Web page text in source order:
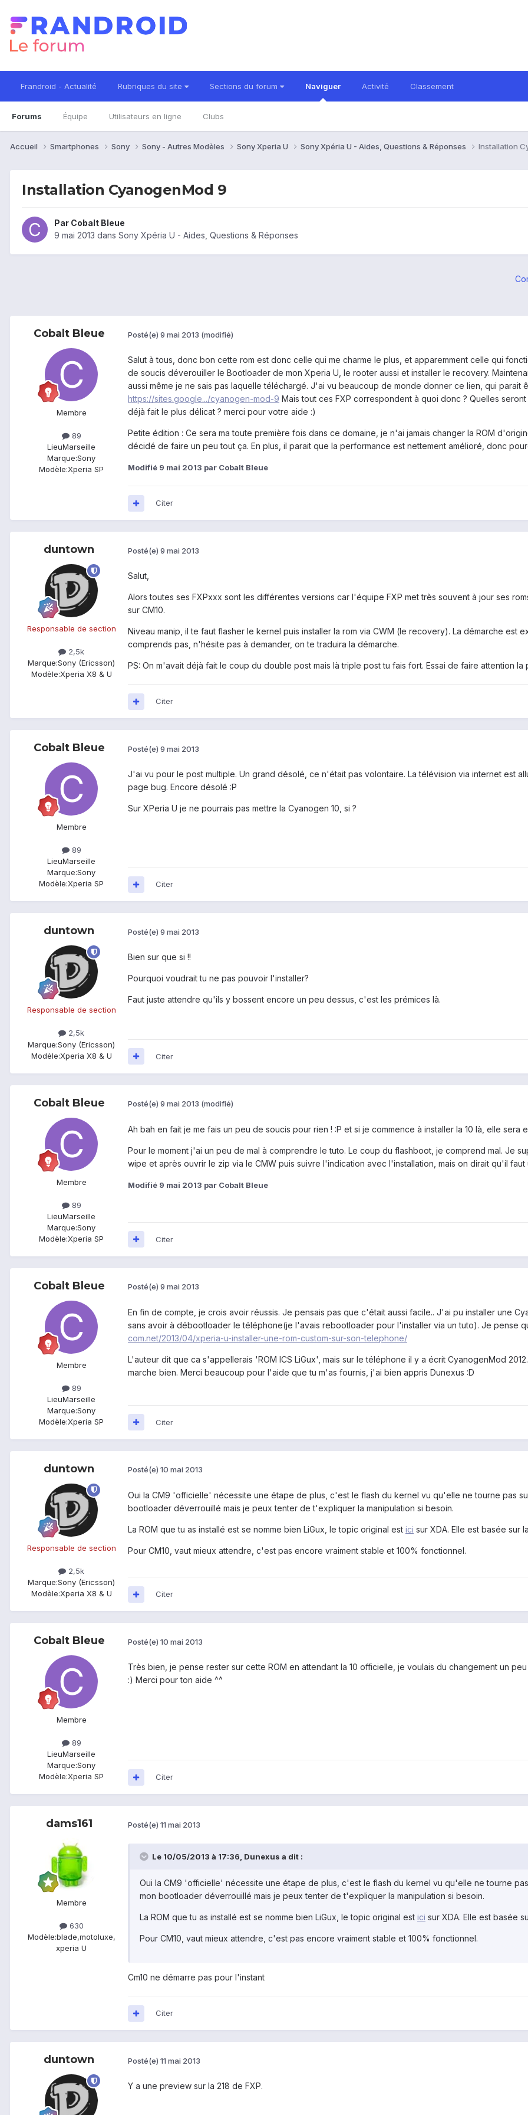
Frandroid - Actualité Rubriques du site Sections du forum Naviguer
Forums Équipe Utilisateurs en ligne Clubs
Activité Classement
Accueil Smartphones Sony Sony - Autres Modèles Sony Xperia U Sony Xpéria U - Aides, Questions & Réponses Installation
Installation CyanogenMod 9
Par Cobalt Bleue
9 mai 2013 dans Sony Xpéria U - Aides, Questions & Réponses
Cobalt Bleue
Membre
89
LieuMarseille
Marque:Sony
Modèle:Xperia SP
Posté(e) 9 mai 2013 (modifié)
Salut à tous, donc bon cette rom est donc celle qui me charme le plus, et apparemment celle qui
de soucis déverouiller le Bootloader de mon Xperia U, le rooter aussi et installer le recovery.
aussi même je ne sais pas laquelle téléchargé. J'ai vu beaucoup de monde donner ce lien, qui parait
https://sites.google.../cyanogen-mod-9 Mais tout ces FXP correspondent à quoi donc ? Quelles
déjà fait le plus délicat ? merci pour votre aide :)
Petite édition : Ce sera ma toute première fois dans ce domaine, je n'ai jamais changer la ROM
décidé de faire un peu tout ça. En plus, il parait que la performance est nettement amélioré, donc
Modifié 9 mai 2013 par Cobalt Bleue
Citer
duntown
Responsable de section
2,5k
Marque:Sony (Ericsson)
Modèle:Xperia X8 & U
Posté(e) 9 mai 2013
Salut,
Alors toutes ses FXPxxx sont les différentes versions car l'équipe FXP met très souvent à jour ses
sur CM10.
Niveau manip, il te faut flasher le kernel puis installer la rom via CWM (le recovery). La démarche est
comprends pas, n'hésite pas à demander, on te traduira la démarche.
PS: On m'avait déjà fait le coup du double post mais là triple post tu fais fort. Essai de faire attention la
Citer
Cobalt Bleue
Membre
89
LieuMarseille
Marque:Sony
Modèle:Xperia SP
Posté(e) 9 mai 2013
J'ai vu pour le post multiple. Un grand désolé, ce n'était pas volontaire. La télévision via internet est
page bug. Encore désolé :P
Sur XPeria U je ne pourrais pas mettre la Cyanogen 10, si ?
Citer
duntown
Responsable de section
2,5k
Marque:Sony (Ericsson)
Modèle:Xperia X8 & U
Posté(e) 9 mai 2013
Bien sur que si !!
Pourquoi voudrait tu ne pas pouvoir l'installer?
Faut juste attendre qu'ils y bossent encore un peu dessus, c'est les prémices là.
Citer
Cobalt Bleue
Membre
89
LieuMarseille
Marque:Sony
Modèle:Xperia SP
Posté(e) 9 mai 2013 (modifié)
Ah bah en fait je me fais un peu de soucis pour rien ! :P et si je commence à installer la 10 là, elle
Pour le moment j'ai un peu de mal à comprendre le tuto. Le coup du flashboot, je comprend mal. Je
wipe et après ouvrir le zip via le CMW puis suivre l'indication avec l'installation, mais on dirait qu'il
Modifié 9 mai 2013 par Cobalt Bleue
Citer
Cobalt Bleue
Membre
89
LieuMarseille
Marque:Sony
Modèle:Xperia SP
Posté(e) 9 mai 2013
En fin de compte, je crois avoir réussis. Je pensais pas que c'était aussi facile.. J'ai pu installer une
sans avoir à débootloader le téléphone(je l'avais rebootloader pour l'installer via un tuto). Je pense
com.net/2013/04/xperia-u-installer-une-rom-custom-sur-son-telephone/
L'auteur dit que ca s'appellerais 'ROM ICS LiGux', mais sur le téléphone il y a écrit CyanogenMod
marche bien. Merci beaucoup pour l'aide que tu m'as fournis, j'ai bien appris Dunexus :D
Citer
duntown
Responsable de section
2,5k
Marque:Sony (Ericsson)
Modèle:Xperia X8 & U
Posté(e) 10 mai 2013
Oui la CM9 'officielle' nécessite une étape de plus, c'est le flash du kernel vu qu'elle ne tourne pas
bootloader déverrouillé mais je peux tenter de t'expliquer la manipulation si besoin.
La ROM que tu as installé est se nomme bien LiGux, le topic original est ici sur XDA. Elle est basée sur
Pour CM10, vaut mieux attendre, c'est pas encore vraiment stable et 100% fonctionnel.
Citer
Cobalt Bleue
Membre
89
LieuMarseille
Marque:Sony
Modèle:Xperia SP
Posté(e) 10 mai 2013
Très bien, je pense rester sur cette ROM en attendant la 10 officielle, je voulais du changement un
:) Merci pour ton aide ^^
Citer
dams161
Membre
630
Modèle:blade,motoluxe,
xperia U
Posté(e) 11 mai 2013
Le 10/05/2013 à 17:36, Dunexus a dit :
Oui la CM9 'officielle' nécessite une étape de plus, c'est le flash du kernel vu qu'elle ne tourne
mon bootloader déverrouillé mais je peux tenter de t'expliquer la manipulation si besoin.
La ROM que tu as installé est se nomme bien LiGux, le topic original est ici sur XDA. Elle est basée
Pour CM10, vaut mieux attendre, c'est pas encore vraiment stable et 100% fonctionnel.
Cm10 ne démarre pas pour l'instant
Citer
duntown Posté(e) 11 mai 2013
Y a une preview sur la 218 de FXP.